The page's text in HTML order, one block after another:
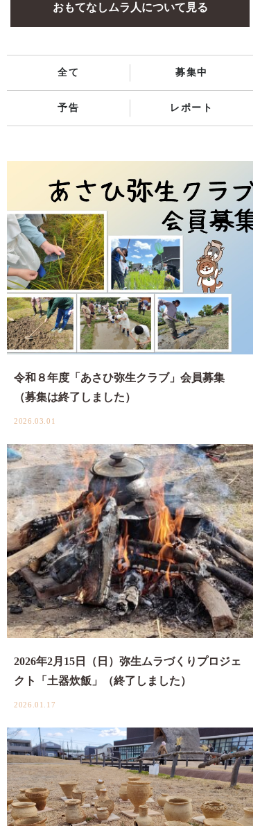
おもてなしムラ人について見る
全て 募集中
予告 レポート
令和８年度「あさひ弥生クラブ」会員募集
（募集は終了しました）
2026.03.01
2026年2月15日（日）弥生ムラづくりプロジェ
クト「土器炊飯」（終了しました）
2026.01.17